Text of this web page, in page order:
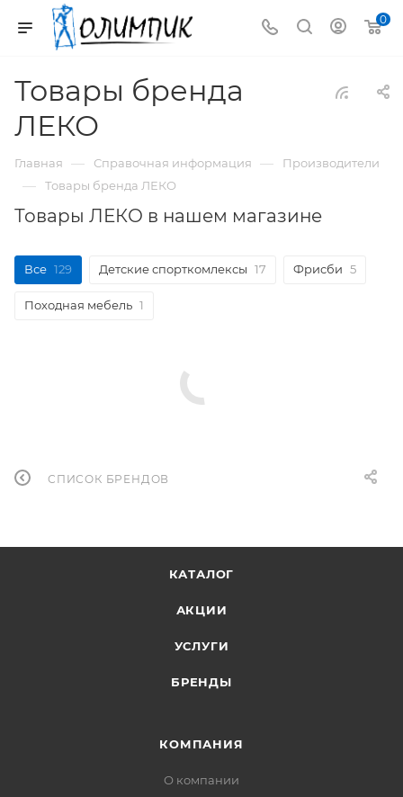
0
Товары бренда
ЛЕКО
Главная — Справочная информация — Производители
— Товары бренда ЛЕКО
Товары ЛЕКО в нашем магазине
Все 129 Детские спорткомлексы 17 Фрисби 5
Походная мебель 1
СПИСОК БРЕНДОВ
КАТАЛОГ
АКЦИИ
УСЛУГИ
БРЕНДЫ
КОМПАНИЯ
О компании